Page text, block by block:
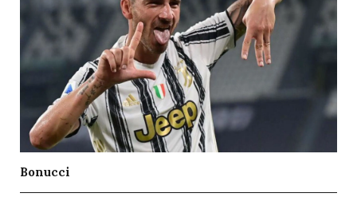
Bonucci